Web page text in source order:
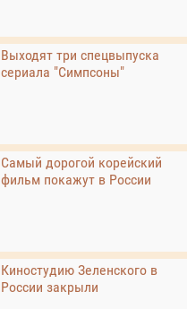
Выходят три спецвыпуска
сериала "Симпсоны"
Самый дорогой корейский
фильм покажут в России
Киностудию Зеленского в
России закрыли